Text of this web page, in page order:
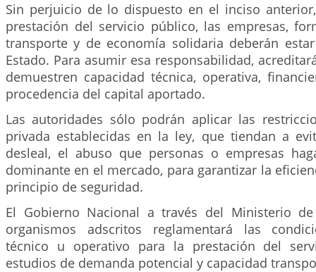
Sin perjuicio de lo dispuesto en el inciso
prestación del servicio público, las empresas,
transporte y de economía solidaria deberán
Estado. Para asumir esa responsabilidad,
demuestren capacidad técnica, operativa,
procedencia del capital aportado.
Las autoridades sólo podrán aplicar las
privada establecidas en la ley, que tiendan a
desleal, el abuso que personas o empresas
dominante en el mercado, para garantizar la
principio de seguridad.
El Gobierno Nacional a través del Ministerio
organismos adscritos reglamentará las
técnico u operativo para la prestación del
estudios de demanda potencial y capacidad